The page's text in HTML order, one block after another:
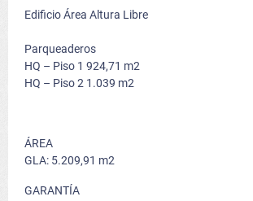
Edificio Área Altura Libre
Parqueaderos
HQ – Piso 1 924,71 m2
HQ – Piso 2 1.039 m2
ÁREA
GLA: 5.209,91 m2
GARANTÍA